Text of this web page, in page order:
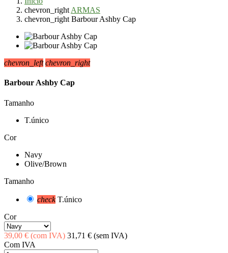
chevron_right ARMAS
chevron_right Barbour Ashby Cap
chevron_left chevron_right
Barbour Ashby Cap
Tamanho
T.único
Cor
Navy
Olive/Brown
Tamanho
check T.único
Cor
39,00 € (com IVA) 31,71 € (sem IVA)
Com IVA